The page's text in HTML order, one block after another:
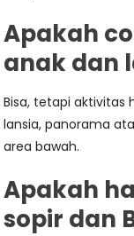
Apakah
anak dan
Bisa, tetapi aktivitas
lansia, panorama
area bawah.
Apakah
sopir dan